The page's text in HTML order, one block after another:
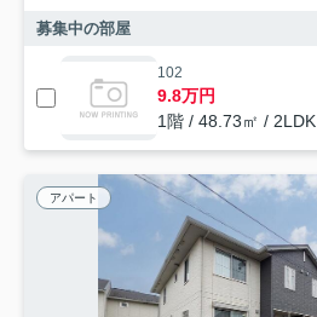
募集中の部屋
102
9.8万円
1階 / 48.73㎡ / 2LDK
アパート